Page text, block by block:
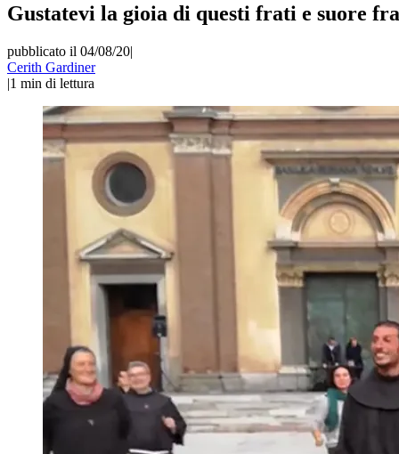
Gustatevi la gioia di questi frati e suore
pubblicato il 04/08/20|
Cerith Gardiner
|1 min di lettura